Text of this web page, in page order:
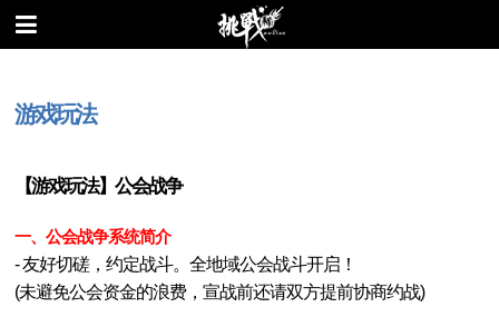
游戏玩法
【游戏玩法】公会战争
一、 公会战争系统简介
- 友好切磋，约定战斗。全地域公会战斗开启！
(未避免公会资金的浪费，宣战前还请双方提前协商约战)